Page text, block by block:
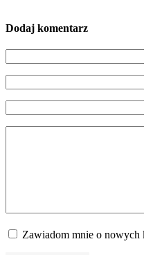
Dodaj komentarz
Zawiadom mnie o nowych